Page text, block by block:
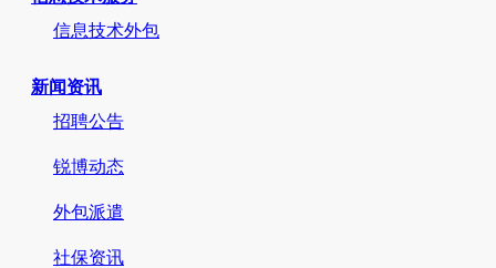
信息技术外包
新闻资讯
招聘公告
锐博动态
外包派遣
社保资讯